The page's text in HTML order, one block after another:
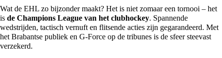
Wat de EHL zo bijzonder maakt? Het is niet zomaar een tornooi – het
is de Champions League van het clubhockey. Spannende
wedstrijden, tactisch vernuft en flitsende acties zijn gegarandeerd. Met
het Brabantse publiek en G-Force op de tribunes is de sfeer steevast
verzekerd.